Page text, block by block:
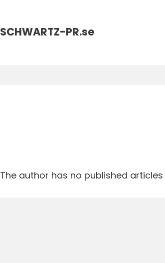
SCHWARTZ-PR.se
The author has no published